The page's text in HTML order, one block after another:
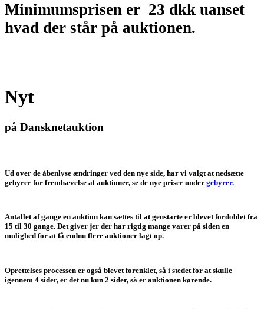
Minimumsprisen er 23 dkk uanset
hvad der står på auktionen.
Nyt
på Dansknetauktion
Ud over de åbenlyse ændringer ved den nye side, har vi valgt at nedsætte
gebyrer for fremhævelse af auktioner, se de nye priser under gebyrer.
Antallet af gange en auktion kan sættes til at genstarte er blevet fordoblet fra
15 til 30 gange. Det giver jer der har rigtig mange varer på siden en
mulighed for at få endnu flere auktioner lagt op.
Oprettelses processen er også blevet forenklet, så i stedet for at skulle
igennem 4 sider, er det nu kun 2 sider, så er auktionen kørende.